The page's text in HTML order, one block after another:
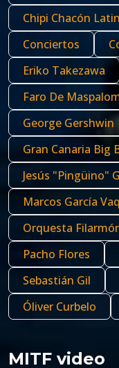
Chipi Chacón
Conciertos
Eriko Takezawa
Faro De
George Gershwin
Gran Canaria Big
Jesús "Pingüino"
Marcos García
Orquesta
Pacho Flores
Sebastián Gil
Óliver Curbelo
MITF video